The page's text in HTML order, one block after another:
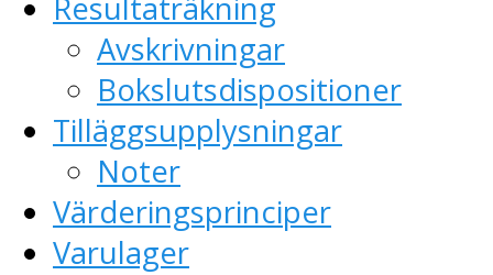
Resultaträkning
Avskrivningar
Bokslutsdispositioner
Tilläggsupplysningar
Noter
Värderingsprinciper
Varulager